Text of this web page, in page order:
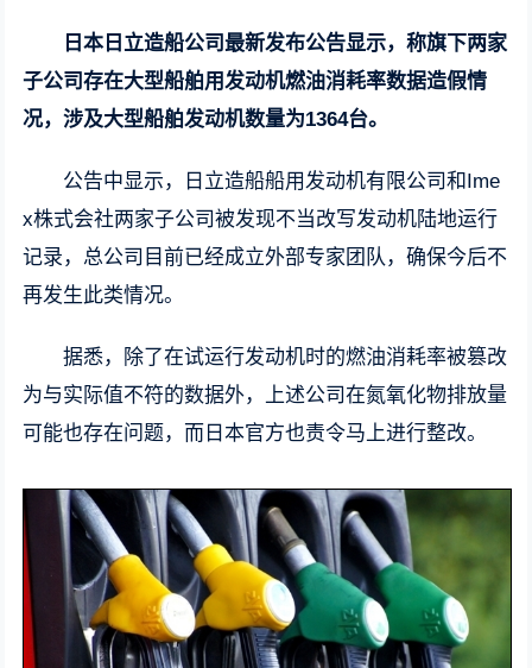
日本日立造船公司最新发布公告显示，称旗下两家
子公司存在大型船舶用发动机燃油消耗率数据造假情
况，涉及大型船舶发动机数量为1364台。
公告中显示，日立造船船用发动机有限公司和Ime
x株式会社两家子公司被发现不当改写发动机陆地运行
记录，总公司目前已经成立外部专家团队，确保今后不
再发生此类情况。
据悉，除了在试运行发动机时的燃油消耗率被篡改
为与实际值不符的数据外，上述公司在氮氧化物排放量
可能也存在问题，而日本官方也责令马上进行整改。